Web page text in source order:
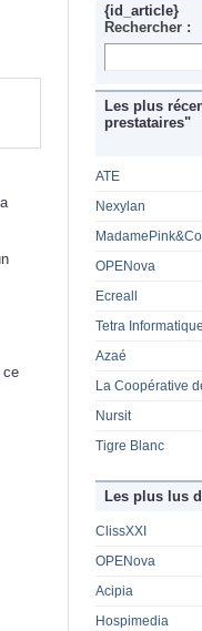
ce
{id_article}
Rechercher :
Les plus
prestataires"
ATE
Nexylan
OPENova
Ecreall
Tetra Informatique
Azaé
La Coopérative
Nursit
Tigre Blanc
Les plus lus
ClissXXI
OPENova
Acipia
Hospimedia